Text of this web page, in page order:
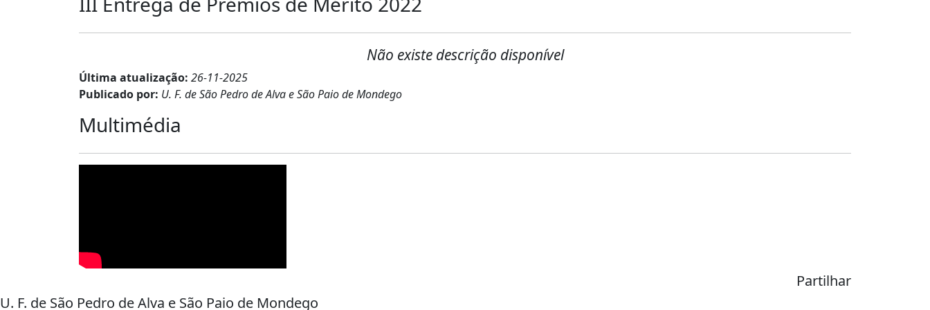
Não existe descrição disponível
Última atualização: 26-11-2025
Publicado por: U. F. de São Pedro de Alva e São Paio de Mondego
Multimédia
Partilhar
U. F. de São Pedro de Alva e São Paio de Mondego